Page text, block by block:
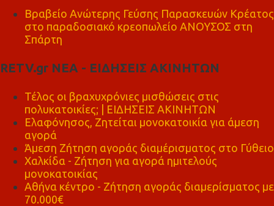
Βραβείο Ανώτερης Γεύσης Παρασκευών Κρέατος
στο παραδοσιακό κρεοπωλείο ΑΝΟΥΣΟΣ στη
Σπάρτη
RETV.gr ΝΕΑ - ΕΙΔΗΣΕΙΣ ΑΚΙΝΗΤΩΝ
Τέλος οι βραχυχρόνιες μισθώσεις στις
πολυκατοικίες; | ΕΙΔΗΣΕΙΣ ΑΚΙΝΗΤΩΝ
Ελαφόνησος, Ζητείται μονοκατοικία για άμεση
αγορά
Άμεση Ζήτηση αγοράς διαμέρισματος στο Γύθειο
Χαλκίδα - Ζήτηση για αγορά ημιτελούς
μονοκατοικίας
Αθήνα κέντρο - Ζήτηση αγοράς διαμερίσματος με
70.000€